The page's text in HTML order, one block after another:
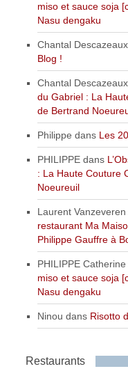
miso et sauce soja
Nasu dengaku
Chantal Descazeaux
Blog !
Chantal Descazeaux
du Gabriel : La
de Bertrand
Philippe dans Les
PHILIPPE dans
: La Haute Couture
Noeureuil
Laurent Vanzeveren
restaurant Ma
Philippe Gauffre à
PHILIPPE Catherine
miso et sauce soja
Nasu dengaku
Ninou dans Risotto
Restaurants